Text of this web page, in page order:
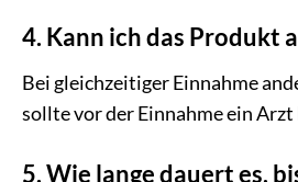
4. Kann ich das Produkt
Bei gleichzeitiger Einnahme
sollte vor der Einnahme ein
5. Wie lange dauert es,